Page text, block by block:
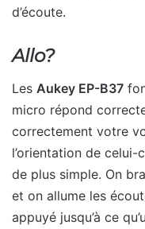
d’écoute.
Allo?
Les Aukey EP-B37
micro répond
correctement votre
l’orientation de celui-
de plus simple. On
et on allume les
appuyé jusqu’à ce